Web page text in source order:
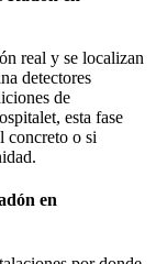
real y se localizan
detectores
de
esta fase
concreto o si
en